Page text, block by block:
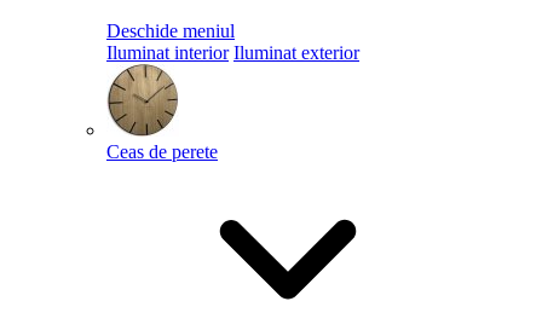
Deschide meniul
Iluminat interior Iluminat exterior
Ceas de perete